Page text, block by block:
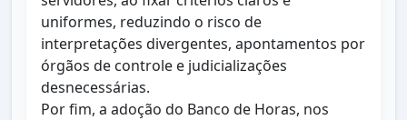
uniformes, reduzindo o risco de
interpretações divergentes, apontamentos por
órgãos de controle e judicializações
desnecessárias.
Por fim, a adoção do Banco de Horas, nos